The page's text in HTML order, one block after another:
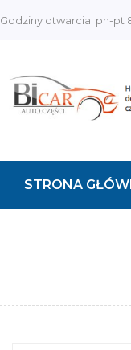
Godziny otwarcia: pn-pt
STRONA